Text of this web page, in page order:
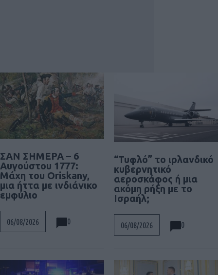
ΣΑΝ ΣΗΜΕΡΑ – 6
Αυγούστου 1777:
Μάχη του Oriskany,
μια ήττα με ινδιάνικο
εμφύλιο
06/08/2026 0
“Τυφλό” το ιρλανδικό
κυβερνητικό
αεροσκάφος ή μια
ακόμη ρήξη με το
Ισραήλ;
06/08/2026 0